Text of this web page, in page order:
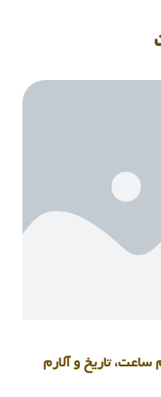
تاریخ و آلارم